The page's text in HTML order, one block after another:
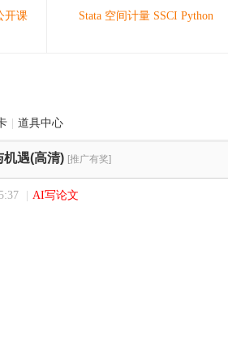
开课 Stata 空间计量 SSCI Python
道具中心
机遇(高清) [推广有奖]
AI写论文